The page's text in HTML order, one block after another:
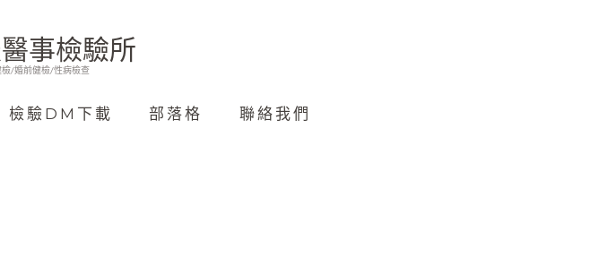
事檢驗所
檢/婚前健檢/性病檢查
檢驗DM下載 部落格 聯絡我們